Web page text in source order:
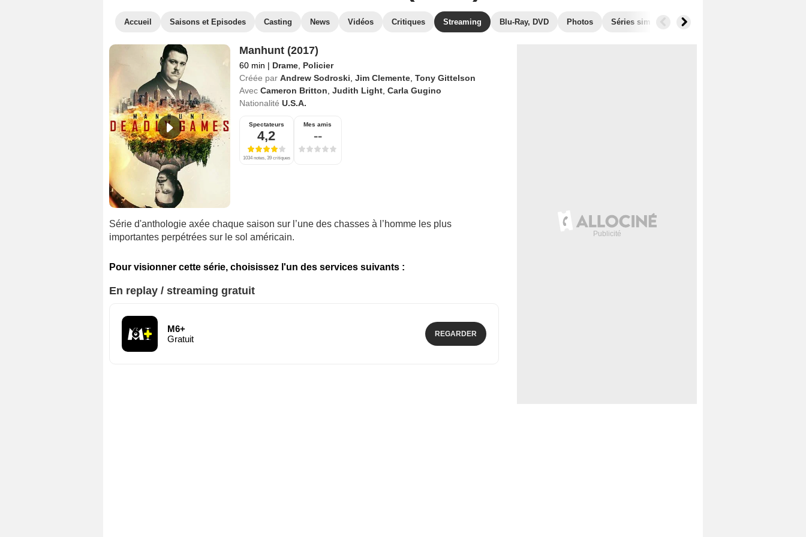
Accueil Saisons et Episodes Casting News Vidéos Critiques Streaming Blu-Ray, DVD Photos Séries similaires
Manhunt (2017)
60 min | Drame, Policier
Créée par Andrew Sodroski Jim Clemente, Tony Gittelson
Avec Cameron Britton Judith Light, Carla Gugino
Nationalité U.S.A.
Spectateurs
4,2
1034 notes, 39 critiques
Mes amis
--
Série d'anthologie axée chaque saison sur l’une des chasses à l’homme les plus
importantes perpétrées sur le sol américain.
Pour visionner cette série, choisissez l'un des services suivants :
En replay / streaming gratuit
M6+
Gratuit
REGARDER